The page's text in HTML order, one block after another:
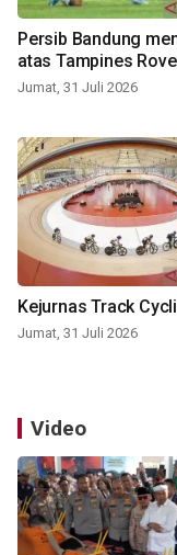
Persib Bandung
atas Tampines
Jumat, 31 Juli 2026
Kejurnas Track
Jumat, 31 Juli 2026
Video